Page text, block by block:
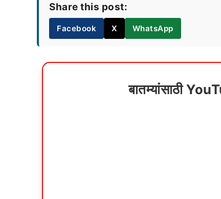
Share this post:
Facebook X WhatsApp
बातम्यांसाठी